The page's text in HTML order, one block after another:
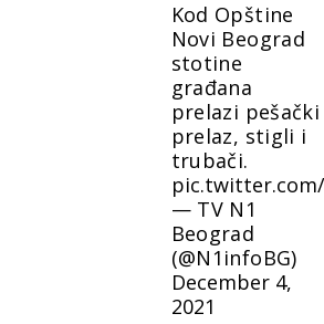
Kod Opštine
Novi Beograd
stotine
građana
prelazi pešački
prelaz, stigli i
trubači.
pic.twitter.com/
— TV N1
Beograd
(@N1infoBG)
December 4,
2021